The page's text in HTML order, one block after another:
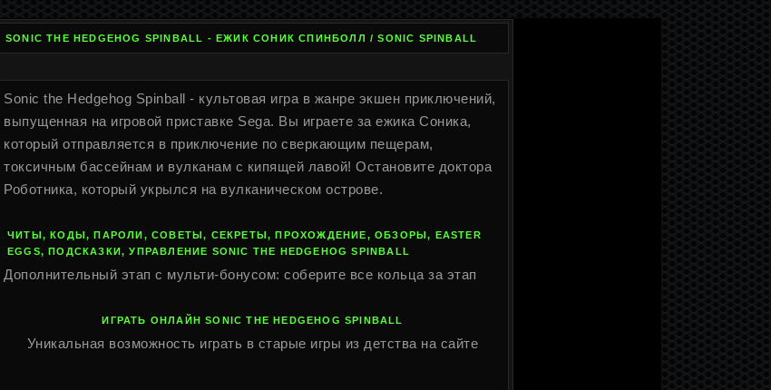
SONIC THE HEDGEHOG SPINBALL - ЕЖИК СОНИК СПИНБОЛЛ / SONIC SPINBALL
Sonic the Hedgehog Spinball - культовая игра в жанре экшен приключений,
выпущенная на игровой приставке Sega. Вы играете за ежика Соника,
который отправляется в приключение по сверкающим пещерам,
токсичным бассейнам и вулканам с кипящей лавой! Остановите доктора
Роботника, который укрылся на вулканическом острове.
ЧИТЫ, КОДЫ, ПАРОЛИ, СОВЕТЫ, СЕКРЕТЫ, ПРОХОЖДЕНИЕ, ОБЗОРЫ, EASTER
EGGS, ПОДСКАЗКИ, УПРАВЛЕНИЕ SONIC THE HEDGEHOG SPINBALL
Дополнительный этап с мульти-бонусом: соберите все кольца за этап
ИГРАТЬ ОНЛАЙН SONIC THE HEDGEHOG SPINBALL
Уникальная возможность играть в старые игры из детства на сайте